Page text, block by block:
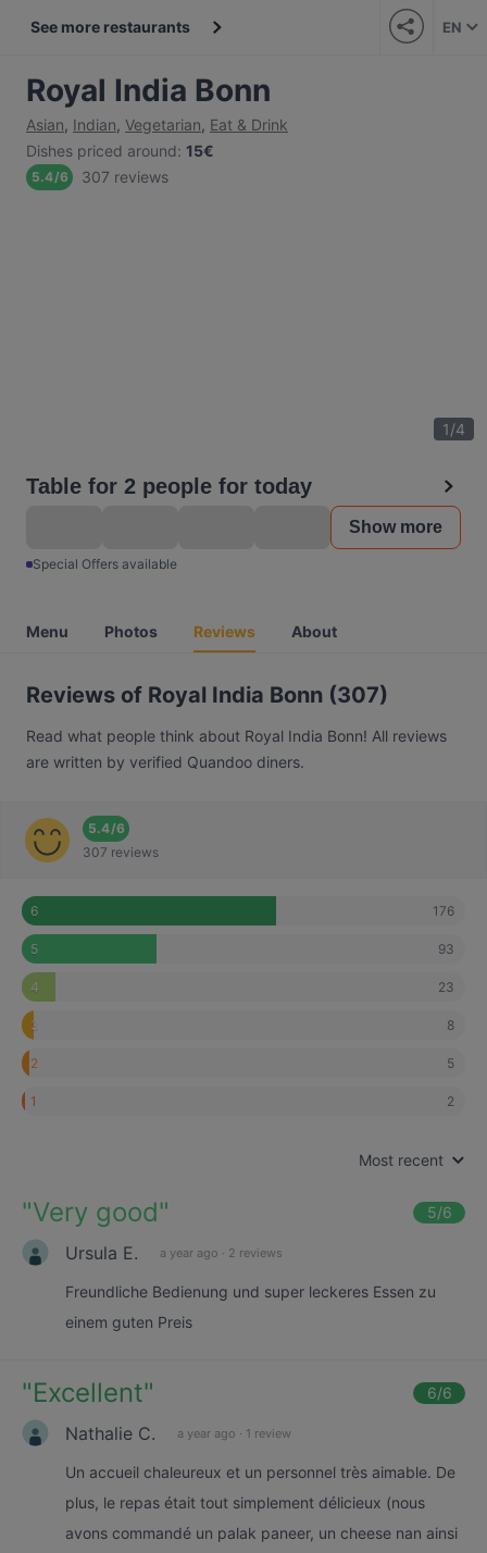
See more restaurants EN
Royal India Bonn
Asian, Indian, Vegetarian, Eat & Drink
Dishes priced around: 15€
5.4/6 307 reviews
1/4
Table for 2 people for today
Show more
Special Offers available
Menu Photos Reviews About
Reviews of Royal India Bonn (307)
Read what people think about Royal India Bonn! All reviews
are written by verified Quandoo diners.
5.4/6
307 reviews
6 176
5 93
4 23
3 8
2 5
1 2
Most recent
"Very good" 5/6
Ursula E. a year ago · 2 reviews
Freundliche Bedienung und super leckeres Essen zu
einem guten Preis
"Excellent" 6/6
Nathalie C. a year ago · 1 review
Un accueil chaleureux et un personnel très aimable. De
plus, le repas était tout simplement délicieux (nous
avons commandé un palak paneer, un cheese nan ainsi